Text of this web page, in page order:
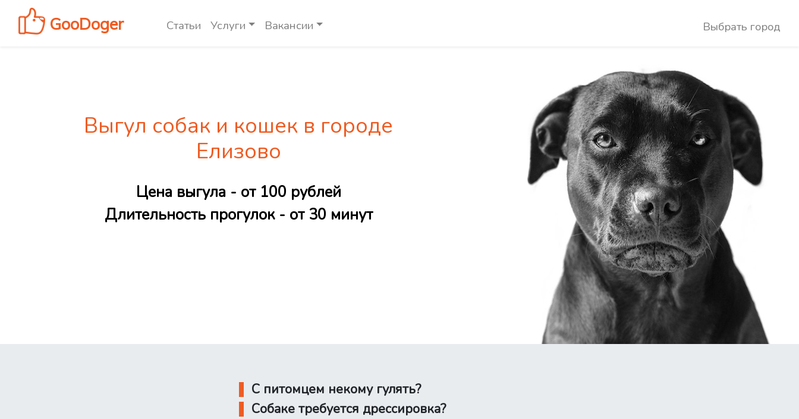
GooDoger Статьи Услуги Вакансии Выбрать город
Выгул собак и кошек в городе
Елизово
Цена выгула - от 100 рублей
Длительность прогулок - от 30 минут
С питомцем некому гулять?
Собаке требуется дрессировка?